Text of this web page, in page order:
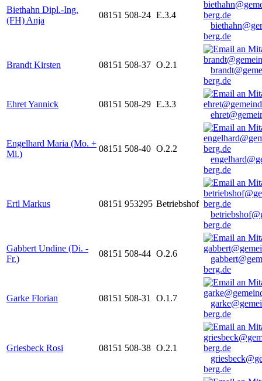
Biethahn Dipl.-Ing.
(FH) Anja
08151 508-24 E.3.4
berg.de
Brandt Kirsten 08151 508-37 O.2.1
berg.de
Ehret Yannick 08151 508-29 E.3.3
Engelhard Maria (Mo. +
Mi.)
08151 508-40 O.2.2
berg.de
Ertl Markus 08151 953295 Betriebshof
berg.de
Gabbert Undine (Di. -
Fr.)
08151 508-44 O.2.6
berg.de
Garke Florian 08151 508-31 O.1.7
berg.de
Griesbeck Rosi 08151 508-38 O.2.1
berg.de